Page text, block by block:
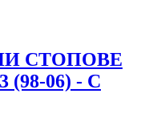
СТОПОВЕ
(98-06) - С